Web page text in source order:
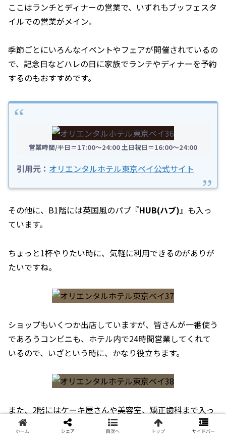
ここはランチとディナーの営業で、いずれもブッフェスタ
イルでの営業がメイン。
季節ごとにいろんなイベントやフェアが開催されているの
で、記念日などハレの日に家族でランチやディナーを予約
するのもおすすめです。
営業時間/平日＝17:00～24:00 土日祝日＝16:00～24:00
引用元： オリエンタルホテル東京ベイ公式サイト
その他に、B1階には英国風のパブ『HUB(ハブ)』も入っ
ています。
ちょっと1杯やりたい時に、気軽に利用できるのがありが
たいですね。
ショップもいくつか出店していますが、皆さんが一番使う
であろうコンビニも、ホテル内で24時間営業してくれて
いるので、いざという時に、かなり役立ちます。
また、2階にはケーキ屋さんや美容室、矯正歯科まで入っ
ていて、特にケーキ屋さんは誕生日ケーキなどをお願いす
ホーム シェア 目次へ トップ サイドバー